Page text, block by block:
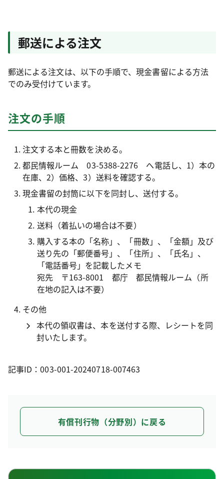
郵送による注文
郵送による注文は、以下の手順で、現金書留による方法
でのみ受付けています。
注文の手順
注文する本と冊数を決める。
都民情報ルーム03-5388-2276 へ電話し、1）本の
在庫、2）価格、3）送料を確認する。
現金書留の封筒に以下を同封し、送付する。
本代の現金
送料（着払いの場合は不要）
購入する本の「名称」、「冊数」、「金額」及び
送り先の「郵便番号」、「住所」、「氏名」、
「電話番号」を記載したメモ
宛先 〒163-8001 都庁 都民情報ルーム（所
在地の記入は不要）
その他
本代の領収書は、本を送付する際、レシートを同
封いたします。
記事ID：003-001-20240718-007463
有償刊行物（分野別）に戻る